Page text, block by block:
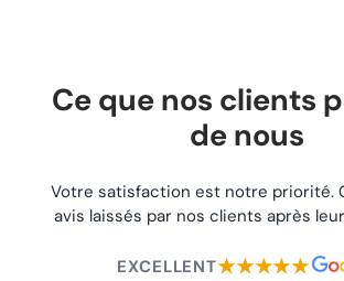
Ce que nos clients
de nous
Votre satisfaction est notre priorité.
avis laissés par nos clients après
EXCELLENT★★★★★